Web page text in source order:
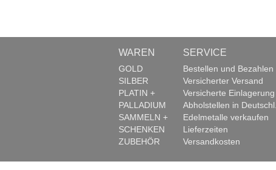
WAREN
GOLD
SILBER
PLATIN +
PALLADIUM
SAMMELN +
SCHENKEN
ZUBEHÖR
SERVICE
Bestellen und Bezahlen
Versicherter Versand
Versicherte Einlagerung
Abholstellen in Deutschl.
Edelmetalle verkaufen
Lieferzeiten
Versandkosten